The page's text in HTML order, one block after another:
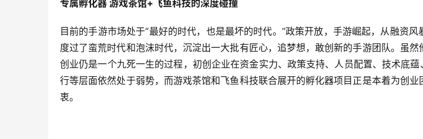
专属孵化器 游戏茶馆+飞鱼科技的深度碰撞
目前的手游市场处于“最好的时代，也是最坏的时代。”政策开放，手游崛起，从融资
度过了蛮荒时代和泡沫时代，沉淀出一大批有匠心，追梦想，敢创新的手游团队。虽
创业仍是一个九死一生的过程，初创企业在资金实力、政策支持、人员配置、技术底
行等层面依然处于弱势，而游戏茶馆和飞鱼科技联合展开的孵化器项目正是本着为创
衷。